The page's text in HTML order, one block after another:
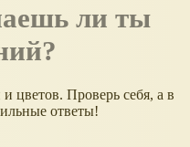
цветов. Проверь себя, а в
ответы!